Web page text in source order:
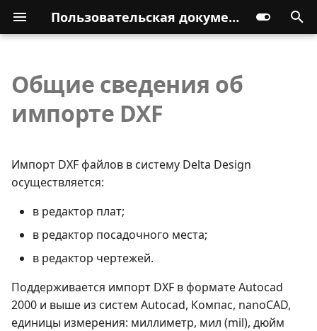
Пользовательская документация
Общие сведения об
импорте DXF
Импорт DXF файлов в систему Delta Design
осуществляется:
в редактор плат;
в редактор посадочного места;
в редактор чертежей.
Поддерживается импорт DXF в формате Autocad
2000 и выше из систем Autocad, Компас, nanoCAD,
единицы измерения: миллиметр, мил (mil), дюйм